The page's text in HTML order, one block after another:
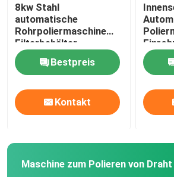
Automatische
Maschine zum Polieren von Draht
Blechpoliermaschine
Schweißplaner
8kw Stahl
automatische
Rohrpoliermaschine
Filterbehälter
Oberflächenpolieren
Bestpreis
Kontakt
Maschine zum Polieren von Draht